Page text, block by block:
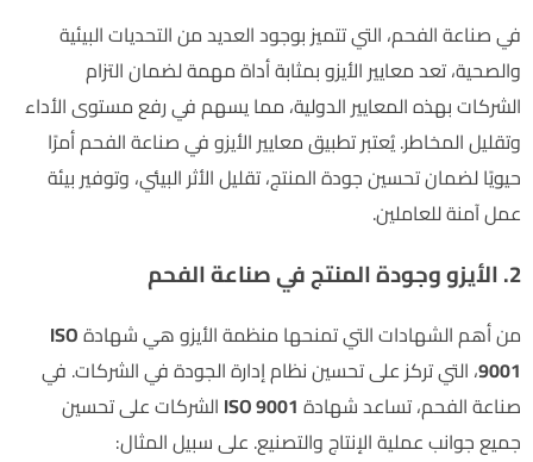
في صناعة الفحم، التي تتميز بوجود العديد من التحديات البيئية
والصحية، تعد معايير الأيزو بمثابة أداة مهمة لضمان التزام
الشركات بهذه المعايير الدولية، مما يسهم في رفع مستوى الأداء
وتقليل المخاطر. يُعتبر تطبيق معايير الأيزو في صناعة الفحم أمرًا
حيويًا لضمان تحسين جودة المنتج، تقليل الأثر البيئي، وتوفير بيئة
عمل آمنة للعاملين.
2. الأيزو وجودة المنتج في صناعة الفحم
من أهم الشهادات التي تمنحها منظمة الأيزو هي شهادةISO
9001، التي تركز على تحسين نظام إدارة الجودة في الشركات. في
صناعة الفحم، تساعد شهادة ISO 9001 الشركات على تحسين
جميع جوانب عملية الإنتاج والتصنيع. على سبيل المثال: